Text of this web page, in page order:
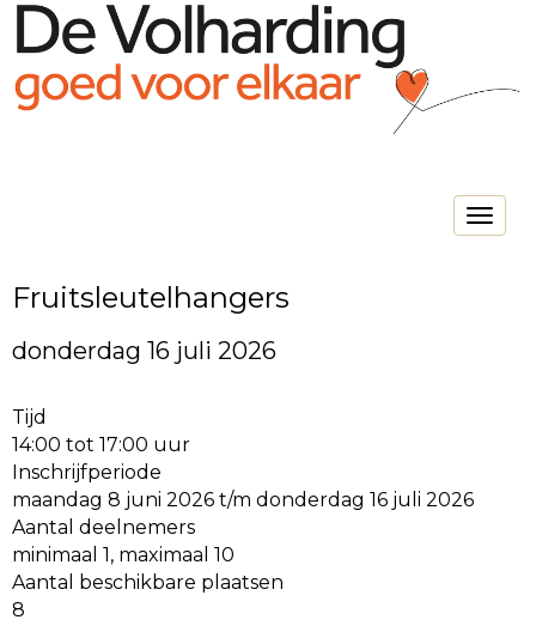
Toggle
Fruitsleutelhangers
donderdag 16 juli 2026
Tijd
14:00 tot 17:00 uur
Inschrijfperiode
maandag 8 juni 2026 t/m donderdag 16 juli 2026
Aantal deelnemers
minimaal 1, maximaal 10
Aantal beschikbare plaatsen
8